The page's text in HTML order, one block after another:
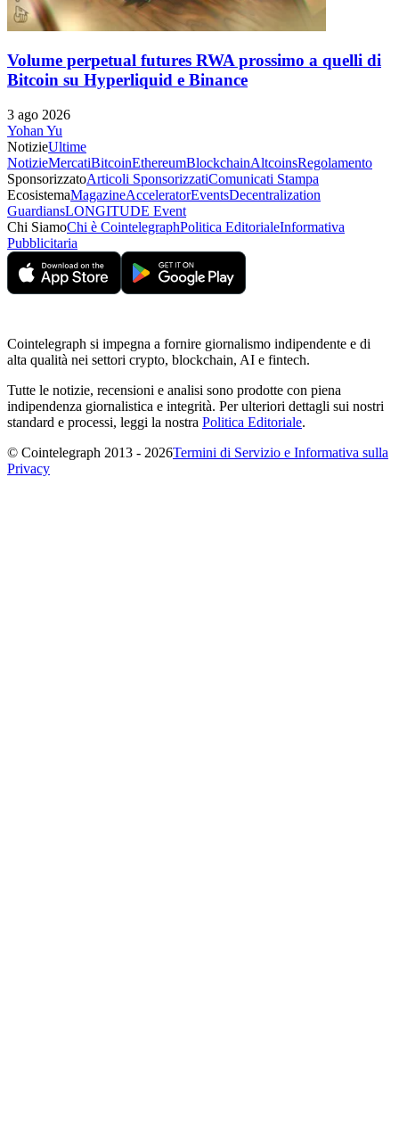
Volume perpetual futures RWA prossimo a quelli di
Bitcoin su Hyperliquid e Binance
3 ago 2026
Yohan Yu
NotizieUltime
NotizieMercatiBitcoinEthereumBlockchainAltcoinsRegolamento
SponsorizzatoArticoli SponsorizzatiComunicati Stampa
EcosistemaMagazineAcceleratorEventsDecentralization
GuardiansLONGITUDE Event
Chi SiamoChi è CointelegraphPolitica EditorialeInformativa
Pubblicitaria
Cointelegraph si impegna a fornire giornalismo indipendente e di
alta qualità nei settori crypto, blockchain, AI e fintech.
Tutte le notizie, recensioni e analisi sono prodotte con piena
indipendenza giornalistica e integrità. Per ulteriori dettagli sui nostri
standard e processi, leggi la nostra Politica Editoriale.
© Cointelegraph 2013 - 2026Termini di Servizio e Informativa sulla
Privacy